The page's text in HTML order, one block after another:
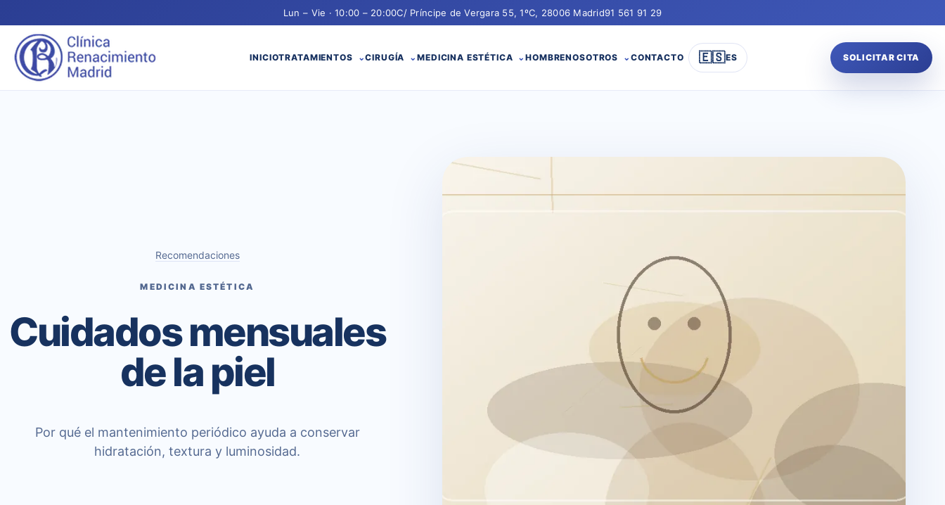
Lun – Vie · 10:00 – 20:00C/ Príncipe de Vergara 55, 1ºC, 28006 Madrid91 561 91 29
INICIOTRATAMIENTOS CIRUGÍA MEDICINA ESTÉTICA HOMBRENOSOTROS CONTACTO 🇪🇸ES SOLICITAR CITA
Recomendaciones
MEDICINA ESTÉTICA
Cuidados mensuales
de la piel
Por qué el mantenimiento periódico ayuda a conservar
hidratación, textura y luminosidad.